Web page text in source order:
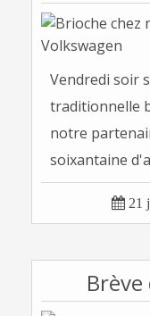
Vendredi soir
traditionnelle
notre
soixantaine
 21